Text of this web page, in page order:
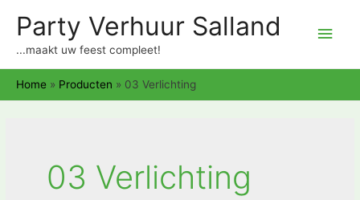
Party Verhuur Salland
...maakt uw feest compleet!
Home » Producten » 03 Verlichting
03 Verlichting